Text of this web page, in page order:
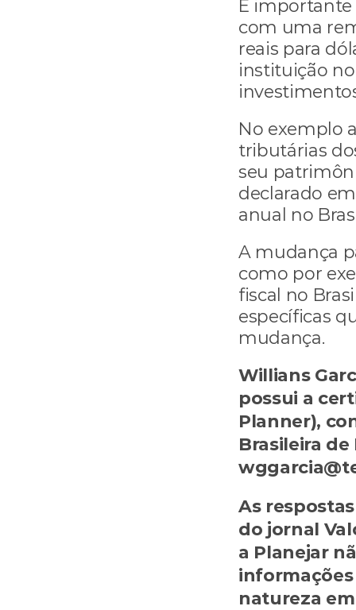
É importante
com uma
reais para
instituição
No exemplo
tributárias
seu
declarado
anual no
A mudança
como por
fiscal no
específicas
mudança.
Willians
possui a
Planner),
Brasileira
As
do jornal
a Planejar
natureza